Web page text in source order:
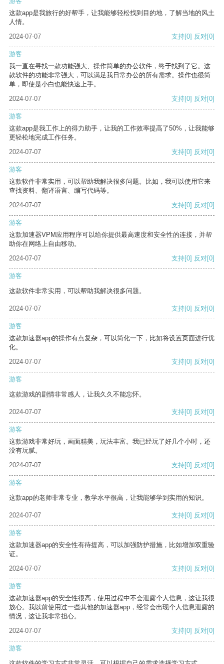
这款app是我旅行的好帮手，让我能够轻松找到目的地，了解当地的风土
人情。
2024-07-07
支持[0] 反对[0]
游客
我一直在寻找一款功能强大、操作简单的办公软件，终于找到了它。这
款软件的功能非常强大，可以满足我日常办公的所有需求。操作也很简
单，即使是小白也能快速上手。
2024-07-07
支持[0] 反对[0]
游客
这款app是我工作上的得力助手，让我的工作效率提高了50%，让我能够
更轻松地完成工作任务。
2024-07-07
支持[0] 反对[0]
游客
这款软件非常实用，可以帮助我解决很多问题。比如，我可以使用它来
查找资料、翻译语言、编写代码等。
2024-07-07
支持[0] 反对[0]
游客
这款加速器VPM应用程序可以给你提供最高速度和安全性的连接，并帮
助你在网络上自由移动。
2024-07-07
支持[0] 反对[0]
游客
这款软件非常实用，可以帮助我解决很多问题。
2024-07-07 支持[0] 反对[0]
游客
这款加速器app的操作有点复杂，可以简化一下，比如将设置页面进行优
化。
2024-07-07
支持[0] 反对[0]
游客
这款游戏的剧情非常感人，让我久久不能忘怀。
2024-07-07 支持[0] 反对[0]
游客
这款游戏非常好玩，画面精美，玩法丰富。我已经玩了好几个小时，还
没有玩腻。
2024-07-07
支持[0] 反对[0]
游客
这款app的老师非常专业，教学水平很高，让我能够学到实用的知识。
2024-07-07 支持[0] 反对[0]
游客
这款加速器app的安全性有待提高，可以加强防护措施，比如增加双重验
证。
2024-07-07
支持[0] 反对[0]
游客
这款加速器app的安全性很高，使用过程中不会泄露个人信息，这让我很
放心。我以前使用过一些其他的加速器app，经常会出现个人信息泄露的
情况，这让我非常担心。
2024-07-07
支持[0] 反对[0]
游客